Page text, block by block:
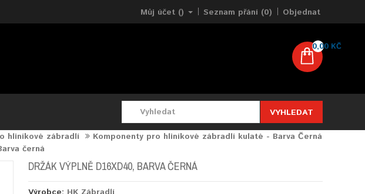
Můj účet () Seznam přání (0) Objednat
0,00 KČ
VYHLEDAT
hliníkové zábradlí
Komponenty pro hliníkové zábradlí kulaté - Barva Černá
černá
DRŽÁK VÝPLNĚ D16XD40, BARVA ČERNÁ